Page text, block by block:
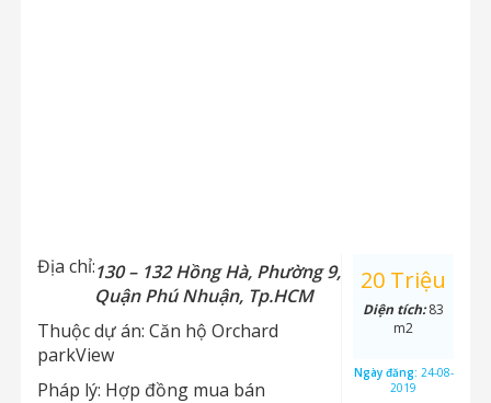
Địa chỉ:130 – 132 Hồng Hà, Phường 9,
Quận Phú Nhuận, Tp.HCM
Thuộc dự án: Căn hộ Orchard
parkView
Pháp lý: Hợp đồng mua bán
20 Triệu
Diện tích:83
m2
Ngày đăng: 24-08-
2019